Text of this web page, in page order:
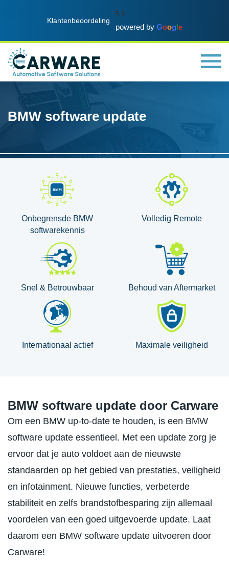
Klantenbeoordeling
5.0
powered by Google
BMW software update
Onbegrensde BMW
softwarekennis
Volledig Remote
Snel & Betrouwbaar Behoud van Aftermarket
Internationaal actief Maximale veiligheid
BMW software update door Carware
Om een BMW up-to-date te houden, is een BMW
software update essentieel. Met een update zorg je
ervoor dat je auto voldoet aan de nieuwste
standaarden op het gebied van prestaties, veiligheid
en infotainment. Nieuwe functies, verbeterde
stabiliteit en zelfs brandstofbesparing zijn allemaal
voordelen van een goed uitgevoerde update. Laat
daarom een BMW software update uitvoeren door
Carware!